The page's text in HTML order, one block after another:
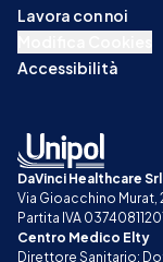
Lavora con noi
Accessibilità
DaVinci Healthcare Srl
Via Gioacchino Murat,
Partita IVA
Centro Medico Elty
Direttore Sanitario: